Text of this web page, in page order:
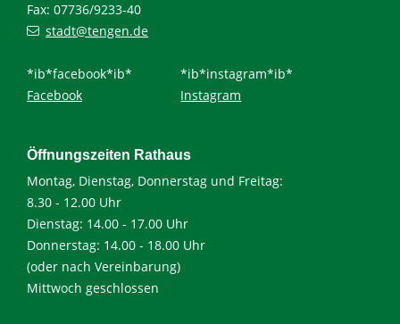
Fax: 07736/9233-40
stadt@tengen.de
*ib*facebook*ib*
Facebook
*ib*instagram*ib*
Instagram
Öffnungszeiten Rathaus
Montag, Dienstag, Donnerstag und Freitag:
8.30 - 12.00 Uhr
Dienstag: 14.00 - 17.00 Uhr
Donnerstag: 14.00 - 18.00 Uhr
(oder nach Vereinbarung)
Mittwoch geschlossen